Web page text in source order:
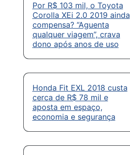
Por R$ 103 mil, o Toyota
Corolla XEi 2.0 2019 ainda
compensa? “Aguenta
qualquer viagem”, crava
dono após anos de uso
Honda Fit EXL 2018 custa
cerca de R$ 78 mil e
aposta em espaço,
economia e segurança